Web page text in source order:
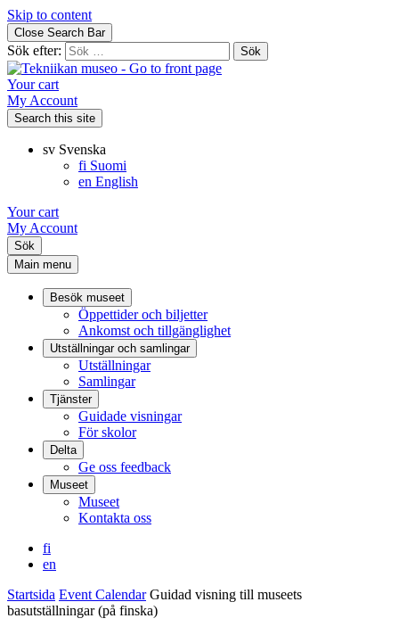
Skip to content
Close Search Bar
Sök efter:
Your cart
My Account
Search this site
sv Svenska
fi Suomi
en English
Your cart
My Account
Sök
Main menu
Besök museet
Öppettider och biljetter
Ankomst och tillgänglighet
Utställningar och samlingar
Utställningar
Samlingar
Tjänster
Guidade visningar
För skolor
Delta
Ge oss feedback
Museet
Museet
Kontakta oss
fi
en
Startsida Event Calendar Guidad visning till museets
basutställningar (på finska)